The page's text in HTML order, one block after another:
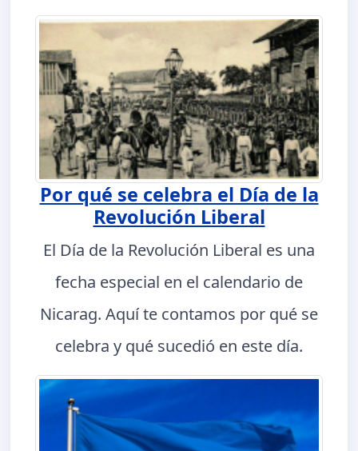
Por qué se celebra el Día de la
Revolución Liberal
El Día de la Revolución Liberal es una
fecha especial en el calendario de
Nicarag. Aquí te contamos por qué se
celebra y qué sucedió en este día.